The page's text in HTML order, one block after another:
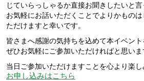
じていらっしゃるか直接お聞きしたいと言
お気軽にお話いただくことでよりかもの
ただけますと幸いです。
皆さまへ感謝の気持ちを込めて本イベント
ぜひお気軽にご参加いただければと思いま
当日ご参加いただけますことを心より楽し
お申し込みはこちら